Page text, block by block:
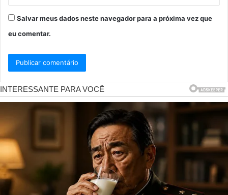
Salvar meus dados neste navegador para a próxima vez que
eu comentar.